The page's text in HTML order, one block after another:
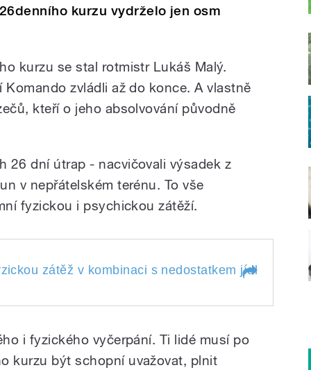
kurzu vydrželo jen osm
kurzu se stal rotmistr Lukáš Malý.
zvládli až do konce. A vlastně
kteří o jeho absolvování původně
26 dní útrap - nacvičovali výsadek z
v nepřátelském terénu. To vše
fyzickou i psychickou zátěží.
zátěž v kombinaci s nedostatkem jídla a
jídla a spánku
Komanda. Více
Neprašové
i fyzického vyčerpání. Ti lidé musí po
kurzu být schopní uvažovat, plnit